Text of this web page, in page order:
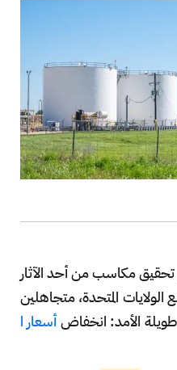
مكاسب من أحد الآثار
المتحدة، متجاهلين
طويلة الأمد: انخفاضأسعار ا